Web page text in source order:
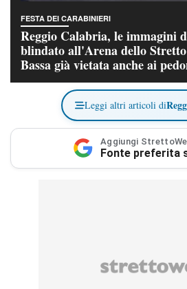
FESTA DEI CARABINIERI
Reggio Calabria, le immagini
blindato all'Arena dello
Bassa già vietata anche ai
Leggi altri articoli di
Aggiungi
Fonte preferita